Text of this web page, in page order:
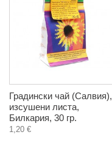
Градински чай (Салвия),
изсушени листа,
Билкария, 30 гр.
1,20 €